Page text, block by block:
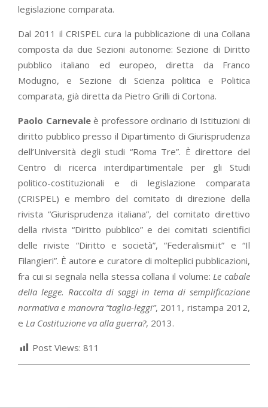
legislazione comparata.
Dal 2011 il CRISPEL cura la pubblicazione di una Collana
composta da due Sezioni autonome: Sezione di Diritto
pubblico italiano ed europeo, diretta da Franco
Modugno, e Sezione di Scienza politica e Politica
comparata, già diretta da Pietro Grilli di Cortona.
Paolo Carnevaleè professore ordinario di Istituzioni di
diritto pubblico presso il Dipartimento di Giurisprudenza
dell’Università degli studi “Roma Tre”. È direttore del
Centro di ricerca interdipartimentale per gli Studi
politico-costituzionali e di legislazione comparata
(CRISPEL) e membro del comitato di direzione della
rivista “Giurisprudenza italiana”, del comitato direttivo
della rivista “Diritto pubblico” e dei comitati scientifici
delle riviste “Diritto e società”, “Federalismi.it” e “Il
Filangieri”. È autore e curatore di molteplici pubblicazioni,
fra cui si segnala nella stessa collana il volume: Le cabale
della legge. Raccolta di saggi in tema di semplificazione
normativa e manovra “taglia-leggi”, 2011, ristampa 2012,
e La Costituzione va alla guerra?, 2013.
Post Views: 811